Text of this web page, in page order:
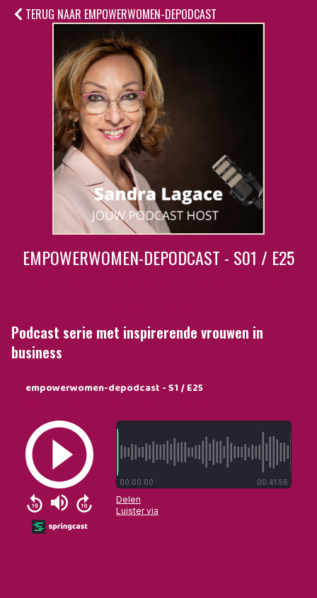
TERUG NAAR EMPOWERWOMEN-DEPODCAST
EMPOWERWOMEN-DEPODCAST - S01 / E25
Podcast serie met inspirerende vrouwen in
business